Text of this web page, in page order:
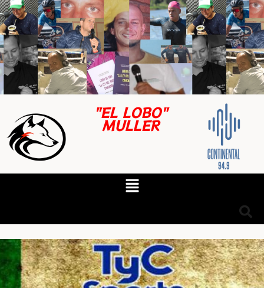
"EL LOBO"
MULLER